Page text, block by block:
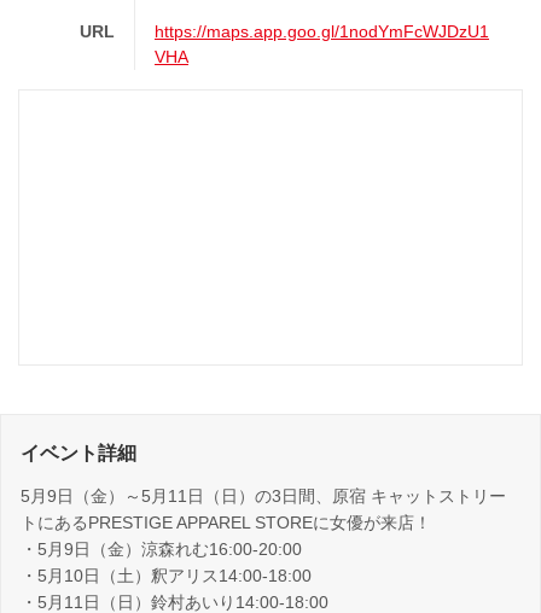
URL
https://maps.app.goo.gl/1nodYmFcWJDzU1
VHA
イベント詳細
5月9日（金）～5月11日（日）の3日間、原宿 キャットストリー
トにあるPRESTIGE APPAREL STOREに女優が来店！
・5月9日（金）涼森れむ16:00-20:00
・5月10日（土）釈アリス14:00-18:00
・5月11日（日）鈴村あいり14:00-18:00